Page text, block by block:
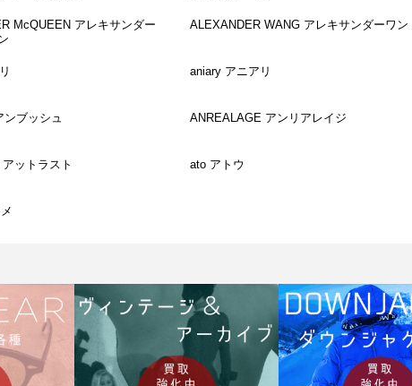
McQUEEN アレキサンダー
ALEXANDER WANG アレキサンダーワン
aniary アニアリ
ブッシュ ANREALAGE アンリアレイジ
ットラスト ato アトウ